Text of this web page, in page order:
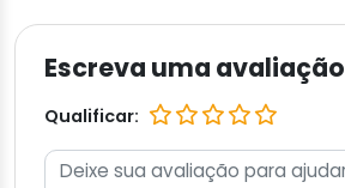
Escreva uma avaliação
Qualificar: